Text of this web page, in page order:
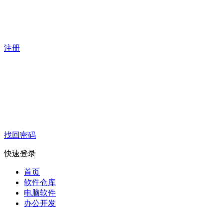
注册
找回密码
快速登录
首页
软件仓库
电脑软件
办公开发